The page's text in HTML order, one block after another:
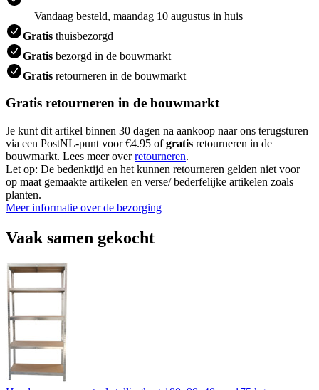
Vandaag besteld, maandag 10 augustus in huis
Gratis thuisbezorgd
Gratis bezorgd in de bouwmarkt
Gratis retourneren in de bouwmarkt
Gratis retourneren in de bouwmarkt
Je kunt dit artikel binnen 30 dagen na aankoop naar ons terugsturen
via een PostNL-punt voor €4.95 ofgratis retourneren in de
bouwmarkt. Lees meer overretourneren.
Let op: De bedenktijd en het kunnen retourneren gelden niet voor
op maat gemaakte artikelen en verse/ bederfelijke artikelen zoals
planten.
Meer informatie over de bezorging
Vaak samen gekocht